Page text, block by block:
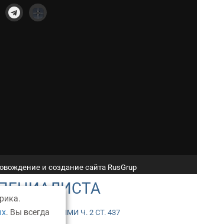
. Вы всегда
и создание сайта RusGrup
ПОЛОЖЕНИЯМИ Ч. 2 СТ. 437